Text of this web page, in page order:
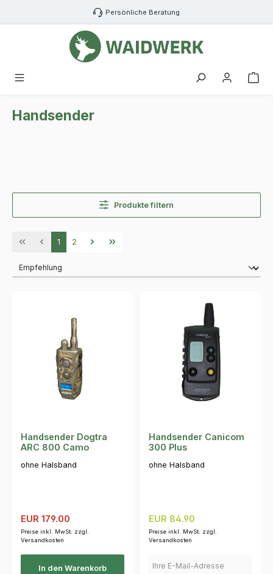
Zum Hauptinhalt springen Persönliche Beratung
Handsender
Produkte filtern
Seite
1 Seite
2
Handsender Dogtra
ARC 800 Camo
ohne Halsband
Verkaufspreis:
EUR 179.00
Preise inkl. MwSt. zzgl.
Versandkosten
In den Warenkorb
Handsender Canicom
300 Plus
ohne Halsband
Regulärer Preis:
EUR 84.90
Preise inkl. MwSt. zzgl.
Versandkosten